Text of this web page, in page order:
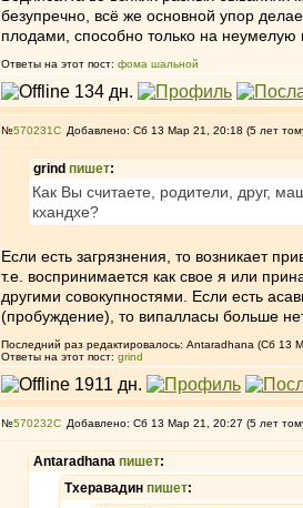
безупречно, всё же основной упор
плодами, способно только на
Ответы на этот пост: фома шальной
№570231 Добавлено: Сб 13 Мар 21, 20:18 (5 лет
grind пишет:
Как Вы считаете, родители, друг,
кхандхе?
Если есть загрязнения, то возникает
т.е. воспринимается как свое я или
другими совокупностями. Если есть
(пробуждение), то випалласы больше
Последний раз редактировалось: Antaradhana (Сб 13
Ответы на этот пост: grind
№570232 Добавлено: Сб 13 Мар 21, 20:27 (5 лет
Antaradhana пишет:
Тхеравадин пишет: